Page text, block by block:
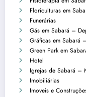
Floriculturas em
Funerárias
Gás em Sabará –
Gráficas em Sabará
Green Park em
Hotel
Igrejas de Sabará –
Imobiliárias
Imoveis e